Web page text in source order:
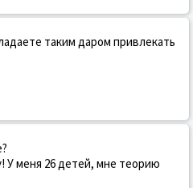
таким даром привлекать
У меня 26 детей, мне теорию